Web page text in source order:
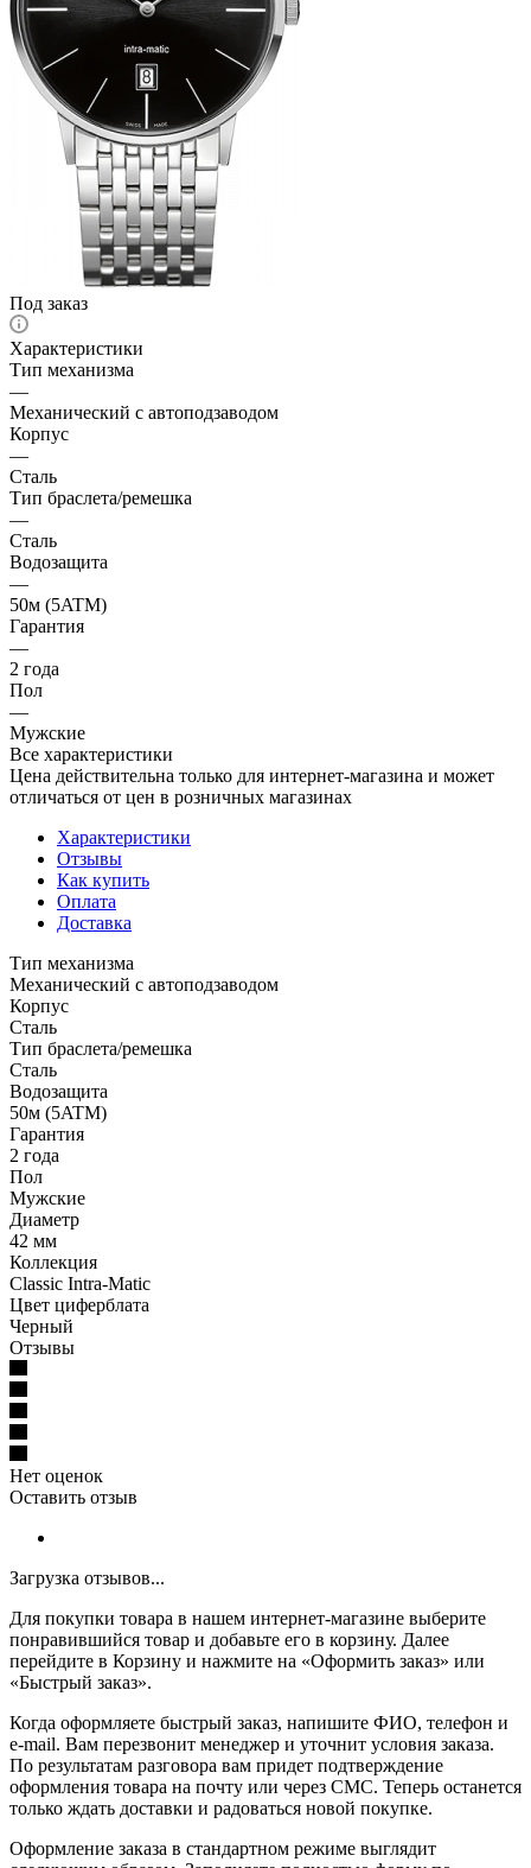
Под заказ
Характеристики
Тип механизма
—
Механический с автоподзаводом
Корпус
—
Сталь
Тип браслета/ремешка
—
Сталь
Водозащита
—
50м (5ATM)
Гарантия
—
2 года
Пол
—
Мужские
Все характеристики
Цена действительна только для интернет-магазина и может
отличаться от цен в розничных магазинах
Характеристики
Отзывы
Как купить
Оплата
Доставка
Тип механизма
Механический с автоподзаводом
Корпус
Сталь
Тип браслета/ремешка
Сталь
Водозащита
50м (5ATM)
Гарантия
2 года
Пол
Мужские
Диаметр
42 мм
Коллекция
Classic Intra-Matic
Цвет циферблата
Черный
Отзывы
Нет оценок
Оставить отзыв
Загрузка отзывов...
Для покупки товара в нашем интернет-магазине выберите
понравившийся товар и добавьте его в корзину. Далее
перейдите в Корзину и нажмите на «Оформить заказ» или
«Быстрый заказ».
Когда оформляете быстрый заказ, напишите ФИО, телефон и
e-mail. Вам перезвонит менеджер и уточнит условия заказа.
По результатам разговора вам придет подтверждение
оформления товара на почту или через СМС. Теперь останется
только ждать доставки и радоваться новой покупке.
Оформление заказа в стандартном режиме выглядит